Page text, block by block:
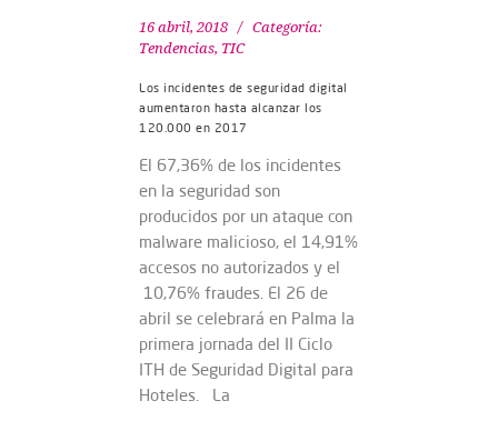
16 abril, 2018
Categoría:
Tendencias, TIC
Los incidentes de seguridad digital
aumentaron hasta alcanzar los
120.000 en 2017
El 67,36% de los incidentes
en la seguridad son
producidos por un ataque con
malware malicioso, el 14,91%
accesos no autorizados y el
10,76% fraudes. El 26 de
abril se celebrará en Palma la
primera jornada del II Ciclo
ITH de Seguridad Digital para
Hoteles. La